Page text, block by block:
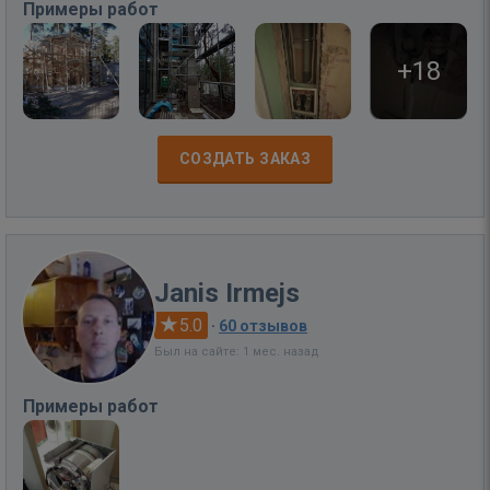
Примеры работ
+18
СОЗДАТЬ ЗАКАЗ
Janis Irmejs
5.0 · 60 отзывов
Был на сайте: 1 мес. назад
Примеры работ